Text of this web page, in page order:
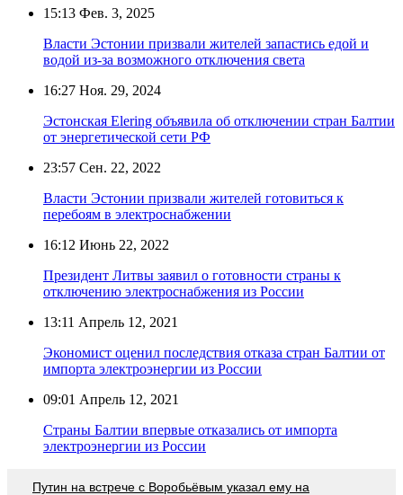
15:13 Фев. 3, 2025
Власти Эстонии призвали жителей запастись едой и
водой из-за возможного отключения света
16:27 Ноя. 29, 2024
Эстонская Elering объявила об отключении стран Балтии
от энергетической сети РФ
23:57 Сен. 22, 2022
Власти Эстонии призвали жителей готовиться к
перебоям в электроснабжении
16:12 Июнь 22, 2022
Президент Литвы заявил о готовности страны к
отключению электроснабжения из России
13:11 Апрель 12, 2021
Экономист оценил последствия отказа стран Балтии от
импорта электроэнергии из России
09:01 Апрель 12, 2021
Страны Балтии впервые отказались от импорта
электроэнергии из России
Путин на встрече с Воробьёвым указал ему на